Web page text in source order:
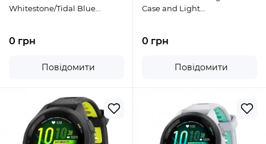
Whitestone/Tidal Blue
0 грн
Повідомити
Case and Light
0 грн
Повідомити